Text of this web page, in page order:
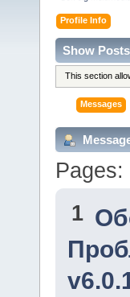
Profile Info
Show Posts
This section
Messages
Pages:
1